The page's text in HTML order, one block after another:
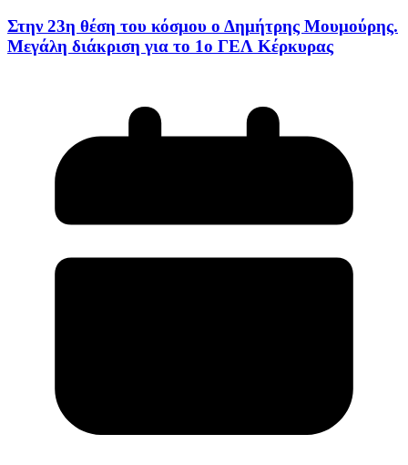
Στην 23η θέση του κόσμου ο Δημήτρης Μουμούρης.
Μεγάλη διάκριση για το 1ο ΓΕΛ Κέρκυρας